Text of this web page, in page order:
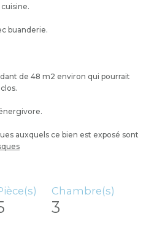
buanderie.
de 48 m2 environ qui pourrait
auxquels ce bien est exposé sont
Chambre(s)
3